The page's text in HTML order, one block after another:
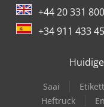
+44 20 331
+34 911 433
Saai
Heftruck